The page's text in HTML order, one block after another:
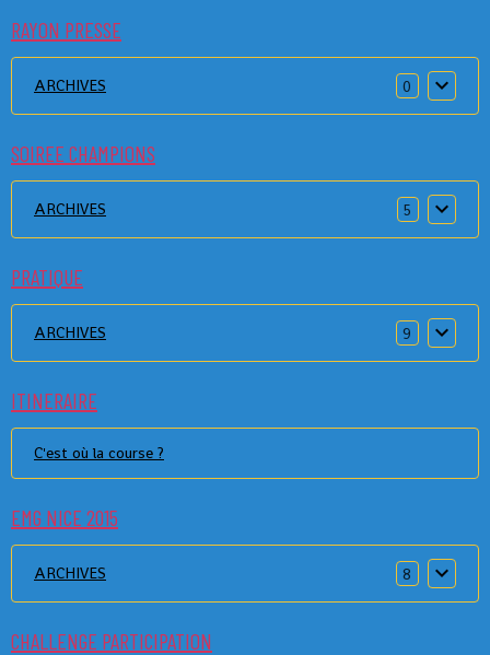
RAYON PRESSE
ARCHIVES 0
SOIREE CHAMPIONS
ARCHIVES 5
PRATIQUE
ARCHIVES 9
ITINERAIRE
C'est où la course ?
EMG NICE 2015
ARCHIVES 8
CHALLENGE PARTICIPATION